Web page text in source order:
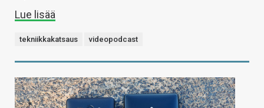
Lue lisää
tekniikkakatsaus videopodcast